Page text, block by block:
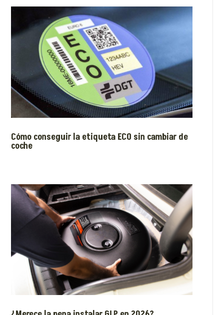
Cómo conseguir la etiqueta ECO sin cambiar de
coche